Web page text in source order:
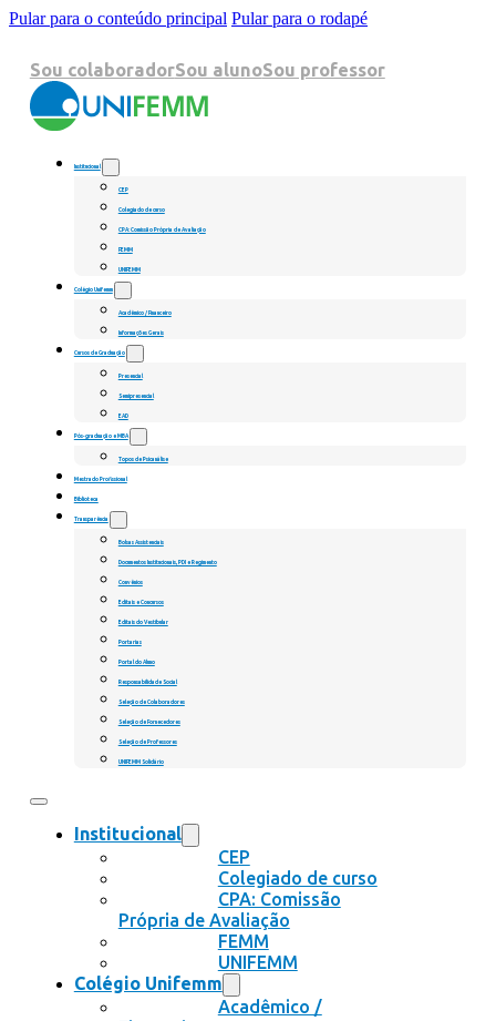
Pular para o conteúdo principal Pular para o rodapé
Sou colaboradorSou alunoSou professor
Institucional
CEP
Colegiado de curso
CPA: Comissão Própria de Avaliação
FEMM
UNIFEMM
Colégio Unifemm
Acadêmico / Financeiro
Informações Gerais
Cursos de Graduação
Presencial
Semipresencial
EAD
Pós-graduação e MBA
Topos de Psicanálise
Mestrado Profissional
Biblioteca
Transparência
Bolsas Assistenciais
Documentos Institucionais, PDI e Regimento
Convênios
Editais e Concursos
Editais do Vestibular
Portarias
Portal do Aluno
Responsabilidade Social
Seleção de Colaboradores
Seleção de Fornecedores
Seleção de Professores
UNIFEMM Solidário
Institucional
CEP
Colegiado de curso
CPA: Comissão
Própria de Avaliação
FEMM
UNIFEMM
Colégio Unifemm
Acadêmico /